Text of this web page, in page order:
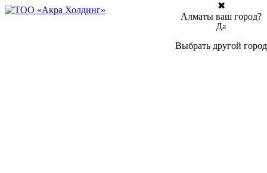
✖
Алматы ваш город?
Да
Выбрать другой город